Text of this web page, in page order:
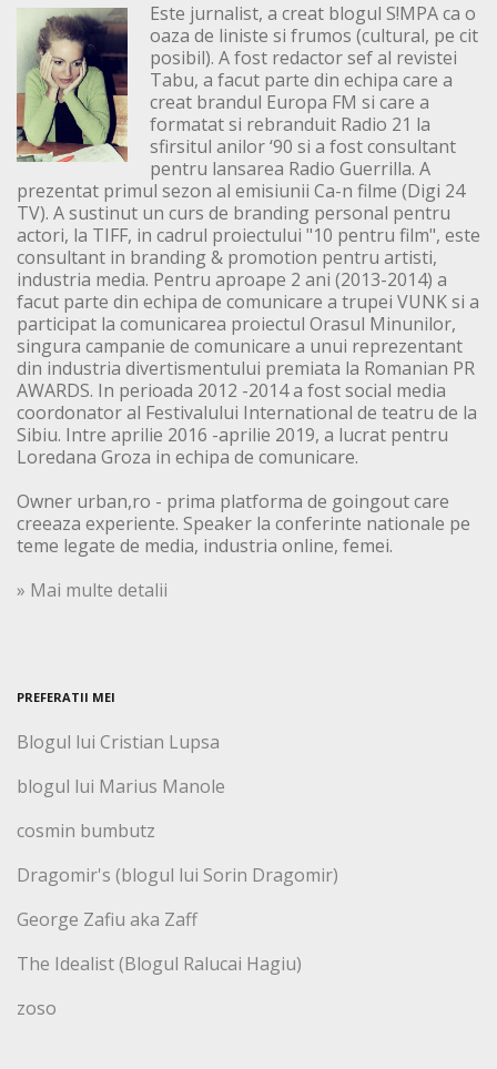
Este jurnalist, a creat blogul S!MPA ca o
oaza de liniste si frumos (cultural, pe cit
posibil). A fost redactor sef al revistei
Tabu, a facut parte din echipa care a
creat brandul Europa FM si care a
formatat si rebranduit Radio 21 la
sfirsitul anilor ‘90 si a fost consultant
pentru lansarea Radio Guerrilla. A
prezentat primul sezon al emisiunii Ca-n filme (Digi 24
TV). A sustinut un curs de branding personal pentru
actori, la TIFF, in cadrul proiectului "10 pentru film", este
consultant in branding & promotion pentru artisti,
industria media. Pentru aproape 2 ani (2013-2014) a
facut parte din echipa de comunicare a trupei VUNK si a
participat la comunicarea proiectul Orasul Minunilor,
singura campanie de comunicare a unui reprezentant
din industria divertismentului premiata la Romanian PR
AWARDS. In perioada 2012 -2014 a fost social media
coordonator al Festivalului International de teatru de la
Sibiu. Intre aprilie 2016 -aprilie 2019, a lucrat pentru
Loredana Groza in echipa de comunicare.
Owner urban,ro - prima platforma de goingout care
creeaza experiente. Speaker la conferinte nationale pe
teme legate de media, industria online, femei.
» Mai multe detalii
PREFERATII MEI
Blogul lui Cristian Lupsa
blogul lui Marius Manole
cosmin bumbutz
Dragomir's (blogul lui Sorin Dragomir)
George Zafiu aka Zaff
The Idealist (Blogul Ralucai Hagiu)
zoso